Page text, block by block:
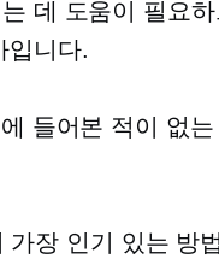
데 도움이 필요
입니다.
들어본 적이 없
가장 인기 있는 방